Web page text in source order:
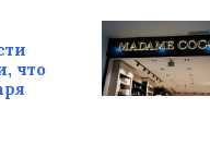
что